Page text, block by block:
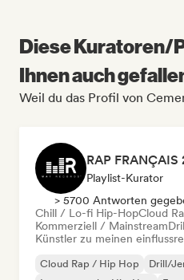
Diese Kuratoren/
Ihnen auch
Weil du das Profil von
Playlist-Kurator
> 5700 Antworten
Chill / Lo-fi Hip-HopCloud
Kommerziell / Mainstream
Künstler zu meinen
Cloud Rap / Hip Hop Drill/